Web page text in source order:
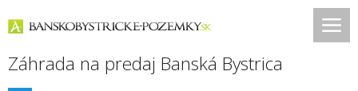
Záhrada na predaj Banská Bystrica